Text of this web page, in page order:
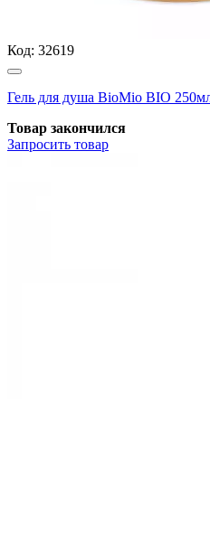
Код: 32619
Гель для душа BioMio BIO
Товар закончился
Запросить товар